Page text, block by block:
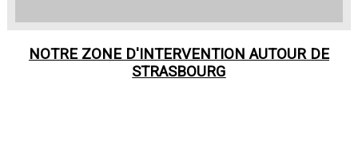
NOTRE ZONE D'INTERVENTION AUTOUR DE
STRASBOURG